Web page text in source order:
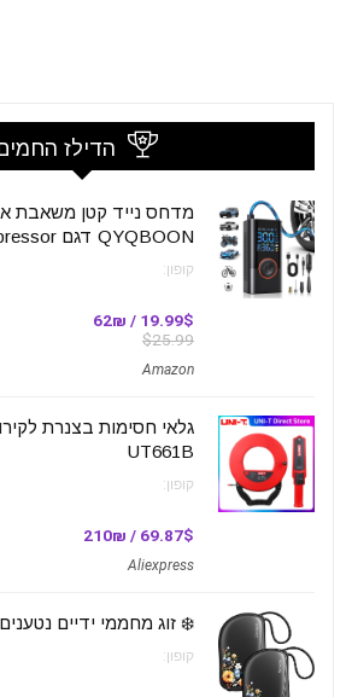
הדילז
מדחס נייד קטן משאבת
QYQBOON דגם Portable Air Compressor
קופון:
19.99$ / 62₪
$25.99
Amazon
UT661B
קופון:
69.87$ / 210₪
Aliexpress
❄️ זוג מחממי ידיים נטענים OCOOPA
קופון: